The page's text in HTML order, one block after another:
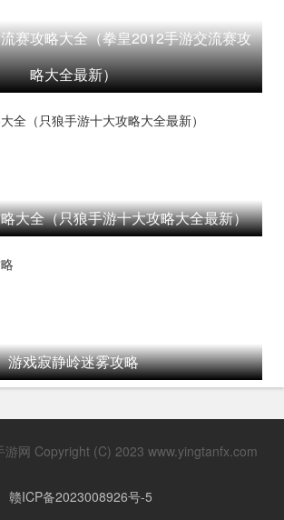
赛攻略大全（拳皇2012手游交流赛攻
略大全最新）
大全（只狼手游十大攻略大全最新）
游戏寂静岭迷雾攻略
游网 Copyright (C) 2023 www.yingtanfx.com
赣ICP备2023008926号-5